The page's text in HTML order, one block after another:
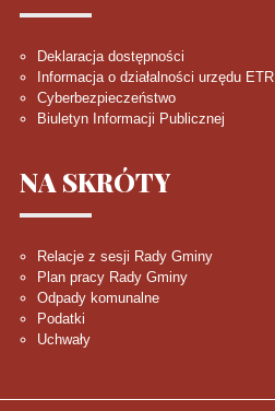
Deklaracja dostępności
Informacja o działalności urzędu ETR
Cyberbezpieczeństwo
Biuletyn Informacji Publicznej
NA SKRÓTY
Relacje z sesji Rady Gminy
Plan pracy Rady Gminy
Odpady komunalne
Podatki
Uchwały